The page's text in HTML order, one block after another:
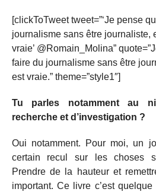
[clickToTweet tweet=”‘Je pense
journalisme sans être journaliste,
vraie’ @Romain_Molina”
faire du journalisme sans être
est vraie.” theme=”style1″]
Tu parles notamment au
recherche et d’investigation ?
Oui notamment. Pour moi, un
certain recul sur les choses
Prendre de la hauteur et
important. Ce livre c’est